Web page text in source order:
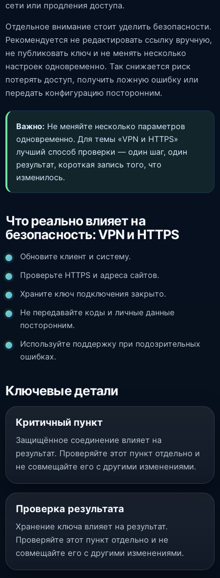
сети или продления доступа.
Отдельное внимание стоит уделить безопасности.
Рекомендуется не редактировать ссылку вручную,
не публиковать ключ и не менять несколько
настроек одновременно. Так снижается риск
потерять доступ, получить ложную ошибку или
передать конфигурацию посторонним.
Важно: Не меняйте несколько параметров
одновременно. Для темы «VPN и HTTPS»
лучший способ проверки — один шаг, один
результат, короткая запись того, что
изменилось.
Что реально влияет на
безопасность: VPN и HTTPS
Обновите клиент и систему.
Проверьте HTTPS и адреса сайтов.
Храните ключ подключения закрыто.
Не передавайте коды и личные данные
посторонним.
Используйте поддержку при подозрительных
ошибках.
Ключевые детали
Критичный пункт
Защищённое соединение влияет на
результат. Проверяйте этот пункт отдельно и
не совмещайте его с другими изменениями.
Проверка результата
Хранение ключа влияет на результат.
Проверяйте этот пункт отдельно и не
совмещайте его с другими изменениями.